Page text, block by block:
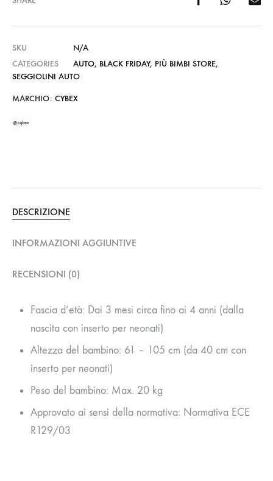
SKU
N/A
CATEGORIES
AUTO, BLACK FRIDAY, PIÙ BIMBI STORE,
SEGGIOLINI AUTO
MARCHIO: CYBEX
DESCRIZIONE
INFORMAZIONI AGGIUNTIVE
RECENSIONI (0)
Fascia d’età: Dai 3 mesi circa fino ai 4 anni (dalla
nascita con inserto per neonati)
Altezza del bambino: 61 – 105 cm (da 40 cm con
inserto per neonati)
Peso del bambino: Max. 20 kg
Approvato ai sensi della normativa: Normativa ECE
R129/03